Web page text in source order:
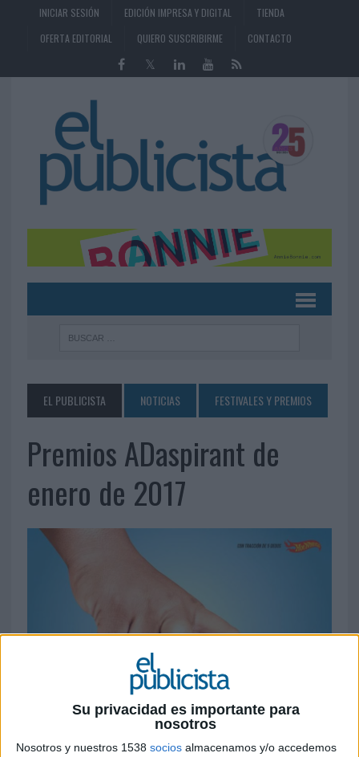
Su privacidad es importante para
nosotros
Nosotros y nuestros 1538 socios almacenamos y/o accedemos
INICIAR SESIÓN EDICIÓN IMPRESA Y DIGITAL
TIENDA
OFERTA EDITORIAL
QUIERO SUSCRIBIRME CONTACTO
EL PUBLICISTA NOTICIAS FESTIVALES Y PREMIOS
Premios ADaspirant de
enero de 2017
6 DE FEBRERO DE 2017